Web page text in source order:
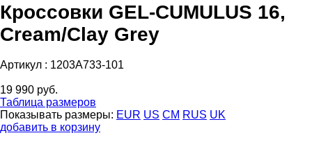
Кроссовки GEL-CUMULUS 16,
Cream/Clay Grey
Артикул : 1203A733-101
19 990 руб.
Таблица размеров
Показывать размеры: EUR US CM RUS UK
добавить в корзину